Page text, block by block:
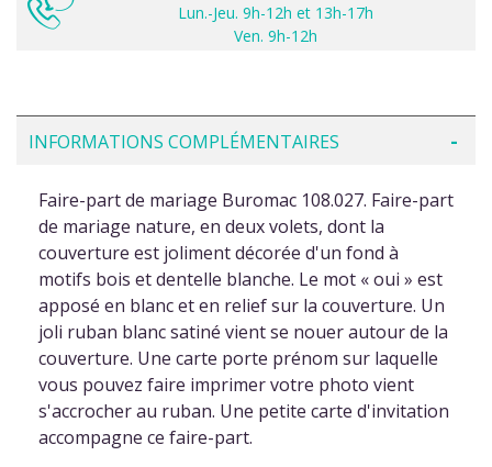
Lun.-Jeu. 9h-12h et 13h-17h
Ven. 9h-12h
INFORMATIONS COMPLÉMENTAIRES
Faire-part de mariage Buromac 108.027. Faire-part
de mariage nature, en deux volets, dont la
couverture est joliment décorée d'un fond à
motifs bois et dentelle blanche. Le mot « oui » est
apposé en blanc et en relief sur la couverture. Un
joli ruban blanc satiné vient se nouer autour de la
couverture. Une carte porte prénom sur laquelle
vous pouvez faire imprimer votre photo vient
s'accrocher au ruban. Une petite carte d'invitation
accompagne ce faire-part.